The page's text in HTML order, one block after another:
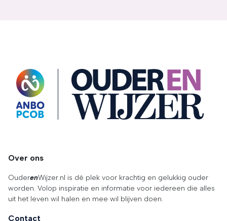
OuderENwijzer
Over ons
OuderenWijzer.nl is dé plek voor krachtig en gelukkig ouder
worden. Volop inspiratie en informatie voor iedereen die alles
uit het leven wil halen en mee wil blijven doen.
Contact